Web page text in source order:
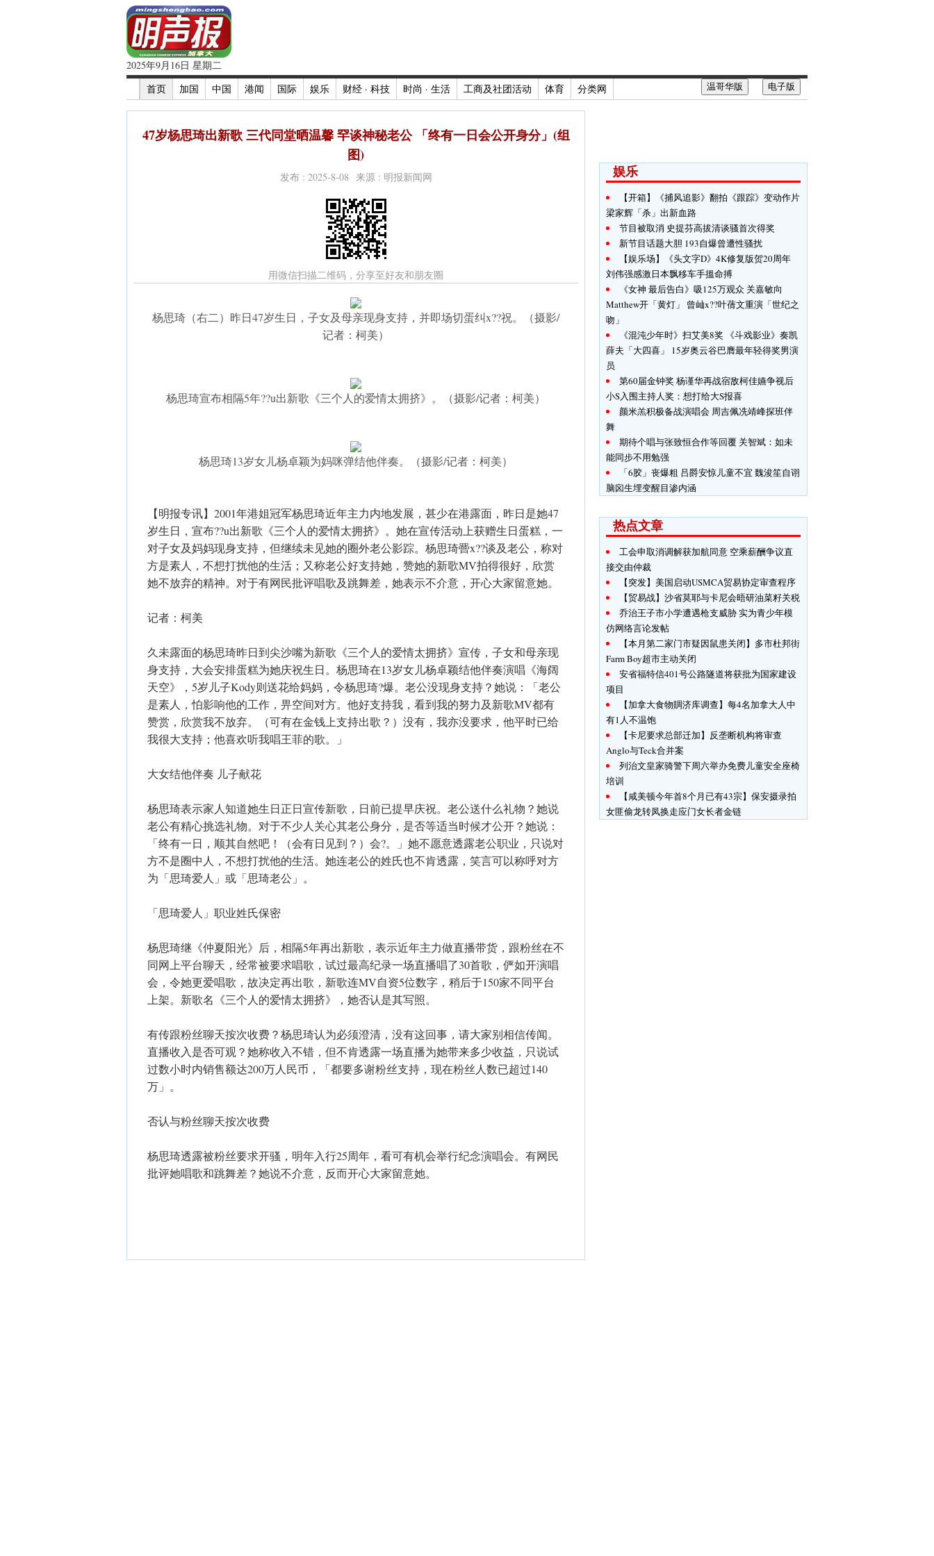
2025年9月16日 星期二
首页
加国 中国 港闻 国际 娱乐 财经 · 科技 时尚 · 生活 工商及社团活动 体育 分类网 电子版
温哥华版
47岁杨思琦出新歌 三代同堂晒温馨 罕谈神秘老公 「终有一日会公开身分」(组
图)
发布 : 2025-8-08 来源 : 明报新闻网
用微信扫描二维码，分享至好友和朋友圈
杨思琦（右二）昨日47岁生日，子女及母亲现身支持，并即场切蛋纠x??祝。（摄影/
记者：柯美）
杨思琦宣布相隔5年??u出新歌《三个人的爱情太拥挤》。（摄影/记者：柯美）
杨思琦13岁女儿杨卓颖为妈咪弹结他伴奏。（摄影/记者：柯美）
【明报专讯】2001年港姐冠军杨思琦近年主力内地发展，甚少在港露面，昨日是她47
岁生日，宣布??u出新歌《三个人的爱情太拥挤》。她在宣传活动上获赠生日蛋糕，一
对子女及妈妈现身支持，但继续未见她的圈外老公影踪。杨思琦罾x??谈及老公，称对
方是素人，不想打扰他的生活；又称老公好支持她，赞她的新歌MV拍得很好，欣赏
她不放弃的精神。对于有网民批评唱歌及跳舞差，她表示不介意，开心大家留意她。
记者：柯美
久未露面的杨思琦昨日到尖沙嘴为新歌《三个人的爱情太拥挤》宣传，子女和母亲现
身支持，大会安排蛋糕为她庆祝生日。杨思琦在13岁女儿杨卓颖结他伴奏演唱《海阔
天空》，5岁儿子Kody则送花给妈妈，令杨思琦?爆。老公没现身支持？她说：「老公
是素人，怕影响他的工作，畀空间对方。他好支持我，看到我的努力及新歌MV都有
赞赏，欣赏我不放弃。（可有在金钱上支持出歌？）没有，我亦没要求，他平时已给
我很大支持；他喜欢听我唱王菲的歌。」
大女结他伴奏 儿子献花
杨思琦表示家人知道她生日正日宣传新歌，日前已提早庆祝。老公送什么礼物？她说
老公有精心挑选礼物。对于不少人关心其老公身分，是否等适当时候才公开？她说：
「终有一日，顺其自然吧！（会有日见到？）会?。」她不愿意透露老公职业，只说对
方不是圈中人，不想打扰他的生活。她连老公的姓氏也不肯透露，笑言可以称呼对方
为「思琦爱人」或「思琦老公」。
「思琦爱人」职业姓氏保密
杨思琦继《仲夏阳光》后，相隔5年再出新歌，表示近年主力做直播带货，跟粉丝在不
同网上平台聊天，经常被要求唱歌，试过最高纪录一场直播唱了30首歌，俨如开演唱
会，令她更爱唱歌，故决定再出歌，新歌连MV自资5位数字，稍后于150家不同平台
上架。新歌名《三个人的爱情太拥挤》，她否认是其写照。
有传跟粉丝聊天按次收费？杨思琦认为必须澄清，没有这回事，请大家别相信传闻。
直播收入是否可观？她称收入不错，但不肯透露一场直播为她带来多少收益，只说试
过数小时内销售额达200万人民币，「都要多谢粉丝支持，现在粉丝人数已超过140
万」。
否认与粉丝聊天按次收费
杨思琦透露被粉丝要求开骚，明年入行25周年，看可有机会举行纪念演唱会。有网民
批评她唱歌和跳舞差？她说不介意，反而开心大家留意她。
娱乐
【开箱】《捕风追影》翻拍《跟踪》变动作片
梁家辉「杀」出新血路
节目被取消 史提芬高拔清谈骚首次得奖
新节目话题大胆 193自爆曾遭性骚扰
【娱乐场】《头文字D》4K修复版贺20周年
刘伟强感激日本飘移车手搵命搏
《女神 最后告白》吸125万观众 关嘉敏向
Matthew开「黄灯」 曾屾x??叶蒨文重演「世纪之
吻」
《混沌少年时》扫艾美8奖 《斗戏影业》奏凯
薛夫「大四喜」 15岁奥云谷巴膺最年轻得奖男演
员
第60届金钟奖 杨谨华再战宿敌柯佳嬿争视后
小S入围主持人奖：想打给大S报喜
颜米羔积极备战演唱会 周吉佩冼靖峰探班伴
舞
期待个唱与张致恒合作等回覆 关智斌：如未
能同步不用勉强
「6胶」丧爆粗 吕爵安惊儿童不宜 魏浚笙自诩
脑囟生埋变醒目渗内涵
热点文章
工会申取消调解获加航同意 空乘薪酬争议直
接交由仲裁
【突发】美国启动USMCA贸易协定审查程序
【贸易战】沙省莫耶与卡尼会晤研油菜籽关税
乔治王子市小学遭遇枪支威胁 实为青少年模
仿网络言论发帖
【本月第二家门市疑因鼠患关闭】多市杜邦街
Farm Boy超市主动关闭
安省福特信401号公路隧道将获批为国家建设
项目
【加拿大食物賙济库调查】每4名加拿大人中
有1人不温饱
【卡尼要求总部迁加】反垄断机构将审查
Anglo与Teck合并案
列治文皇家骑警下周六举办免费儿童安全座椅
培训
【咸美顿今年首8个月已有43宗】保安摄录拍
女匪偷龙转凤换走应门女长者金链